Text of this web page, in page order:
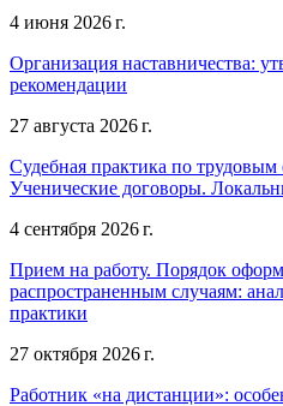
4 июня 2026 г.
Организация наставничества:
рекомендации
27 августа 2026 г.
Судебная практика по
Ученические договоры.
4 сентября 2026 г.
Прием на работу. Порядок
распространенным случаям:
практики
27 октября 2026 г.
Работник «на дистанции»: